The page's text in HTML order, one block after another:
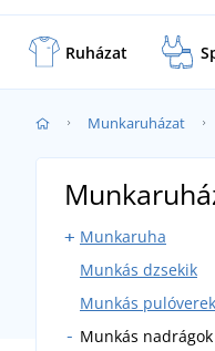
Ruházat
Munkaruházat
Munkaruha
Kantáros
Derekas
Munkás felsők
Munkás dzsekik
Munkás pulóverek
Munkás nadrágok